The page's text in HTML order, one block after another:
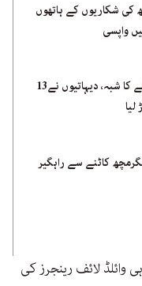
کی شکاریوں کے ہاتھوں
واپسی
بھارت: بچے کو نگلنے کا شبہ، دیہاتیوں نے13
کاٹنے سے راہگیر
لائف رینجرز کی